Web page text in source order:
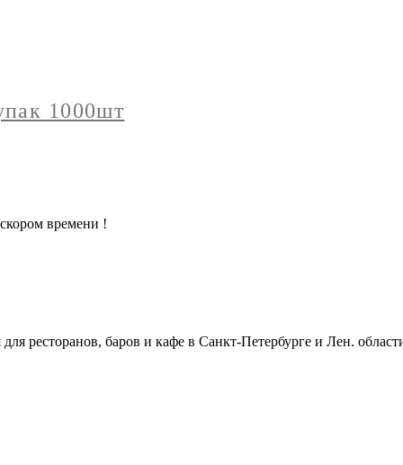
1000шт
времени !
ресторанов, баров и кафе в Санкт-Петербурге и Лен.